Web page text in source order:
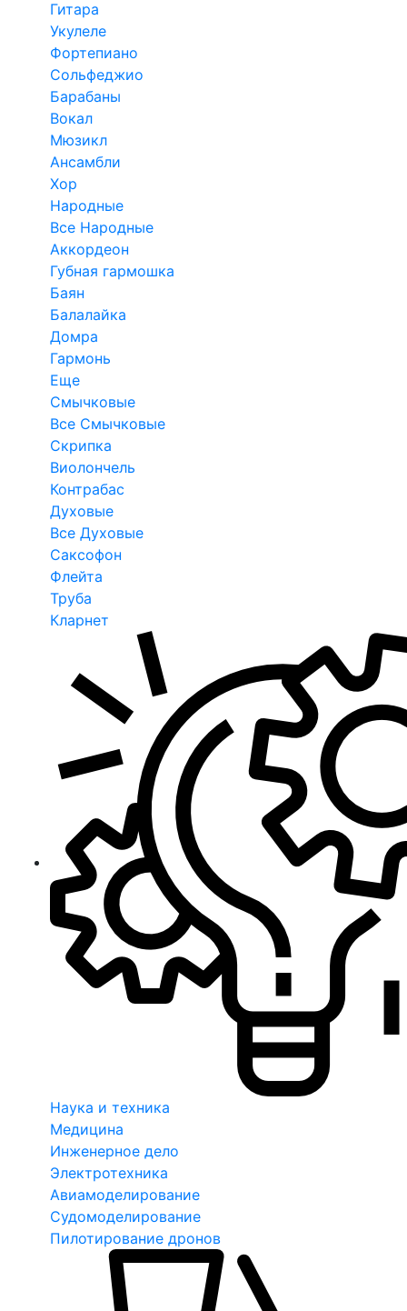
Гитара
Укулеле
Фортепиано
Сольфеджио
Барабаны
Вокал
Мюзикл
Ансамбли
Хор
Народные
Все Народные
Аккордеон
Губная гармошка
Баян
Балалайка
Домра
Гармонь
Еще
Смычковые
Все Смычковые
Скрипка
Виолончель
Контрабас
Духовые
Все Духовые
Саксофон
Флейта
Труба
Кларнет
Наука и техника
Медицина
Инженерное дело
Электротехника
Авиамоделирование
Судомоделирование
Пилотирование дронов